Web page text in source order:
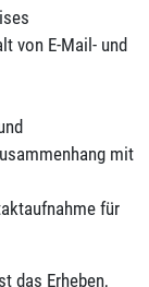
von E-Mail- und
mit
für
das Erheben,